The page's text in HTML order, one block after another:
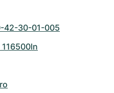
42-30-01-005